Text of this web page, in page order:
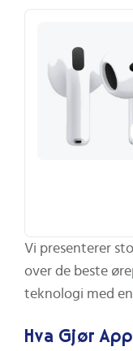
Vi presenterer
over de beste
teknologi med
Hva Gjør